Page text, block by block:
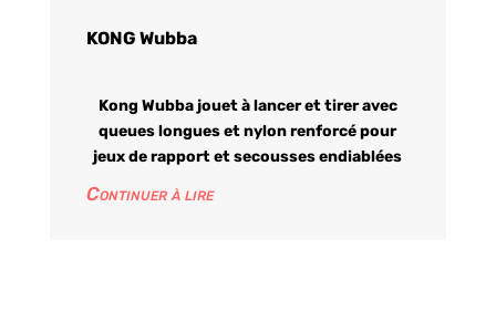
KONG Wubba
Kong Wubba jouet à lancer et tirer avec
queues longues et nylon renforcé pour
jeux de rapport et secousses endiablées
Continuer à lire